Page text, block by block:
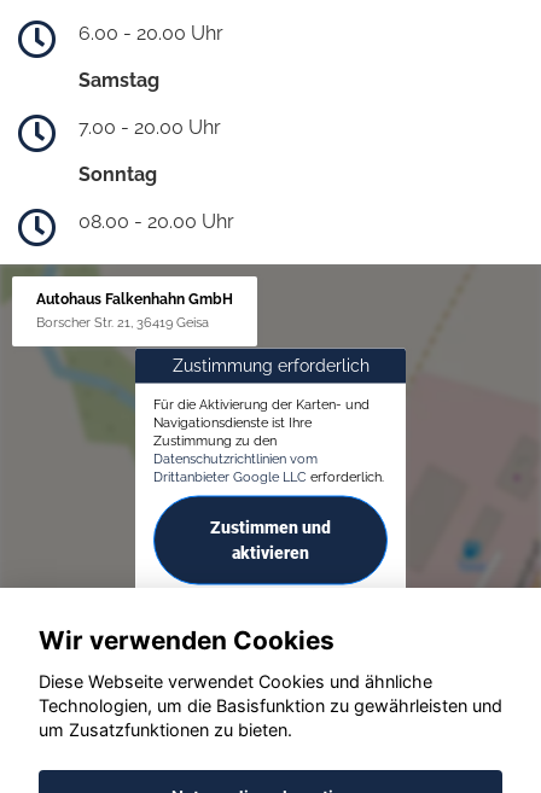
6.00 - 20.00 Uhr
Samstag
7.00 - 20.00 Uhr
Sonntag
08.00 - 20.00 Uhr
Autohaus Falkenhahn GmbH
Borscher Str. 21, 36419 Geisa
Zustimmung erforderlich
Für die Aktivierung der Karten- und
Navigationsdienste ist Ihre
Zustimmung zu den
Datenschutzrichtlinien vom
Drittanbieter Google LLC erforderlich.
Zustimmen und
aktivieren
© konjunkturmotor.de GmbH 2020 - 2026
Wir verwenden Cookies
Diese Webseite verwendet Cookies und ähnliche
Technologien, um die Basisfunktion zu gewährleisten und
um Zusatzfunktionen zu bieten.